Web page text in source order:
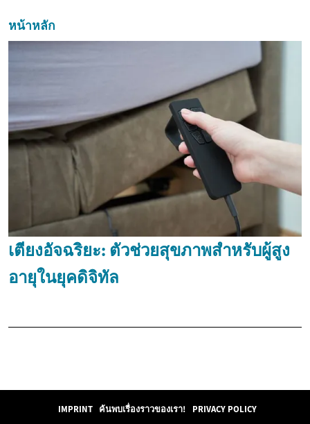
หน้าหลัก
เตียงอัจฉริยะ: ตัวช่วยสุขภาพสำหรับผู้สูง
อายุในยุคดิจิทัล
IMPRINT ค้นพบเรื่องราวของเรา! PRIVACY POLICY